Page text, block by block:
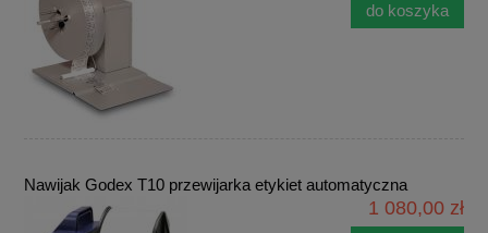
do koszyka
Nawijak Godex T10 przewijarka etykiet automatyczna
1 080,00 zł